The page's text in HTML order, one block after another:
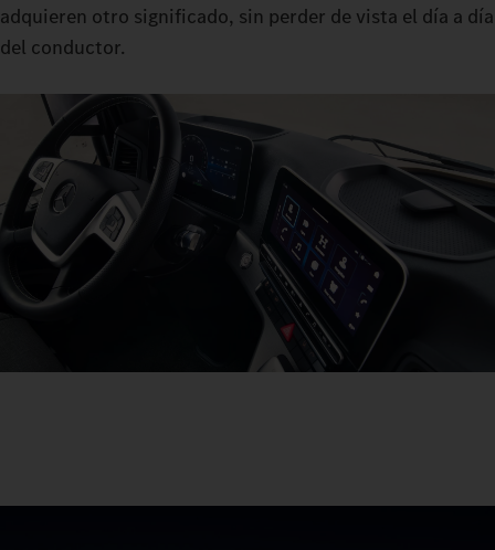
adquieren otro significado, sin perder de vista el día a día
del conductor.